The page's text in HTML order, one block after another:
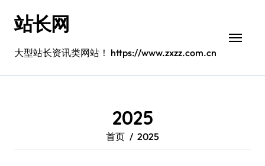
站长网
大型站长资讯类网站！ https://www.zxzz.com.cn
2025
首页 2025